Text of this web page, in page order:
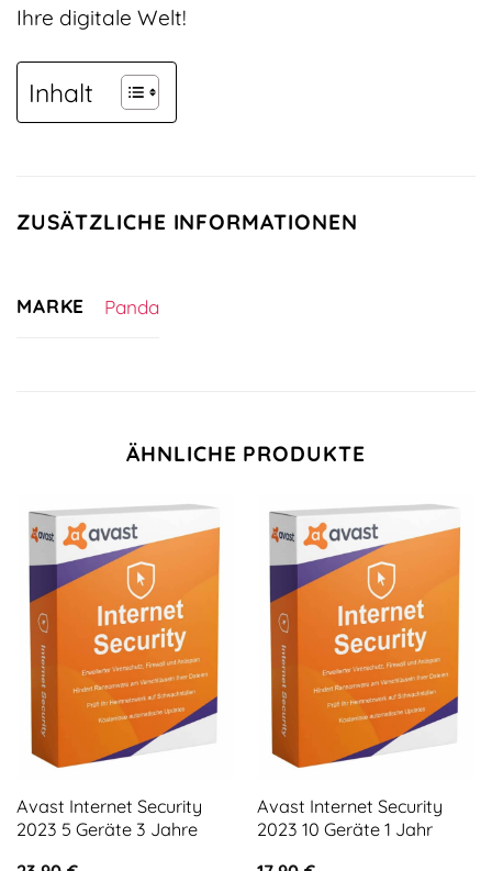
Ihre digitale Welt!
Inhalt
ZUSÄTZLICHE INFORMATIONEN
MARKE Panda
ÄHNLICHE PRODUKTE
Avast Internet Security
2023 5 Geräte 3 Jahre
Avast Internet Security
2023 10 Geräte 1 Jahr